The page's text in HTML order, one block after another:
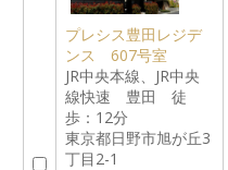
プレシス豊田レジデ
ンス 607号室
JR中央本線、JR中央
線快速 豊田 徒
歩：12分
東京都日野市旭が丘3
丁目2-1